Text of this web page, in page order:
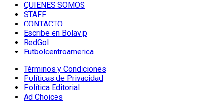
QUIENES SOMOS
STAFF
CONTACTO
Escribe en Bolavip
RedGol
Futbolcentroamerica
Términos y Condiciones
Políticas de Privacidad
Política Editorial
Ad Choices